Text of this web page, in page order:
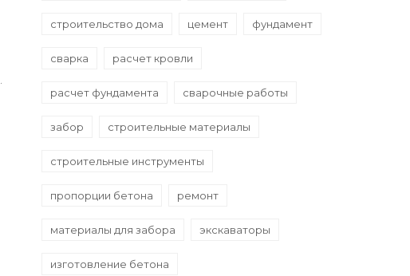
строительство дома цемент фундамент
сварка расчет кровли
расчет фундамента сварочные работы
забор строительные материалы
строительные инструменты
пропорции бетона ремонт
материалы для забора экскаваторы
изготовление бетона